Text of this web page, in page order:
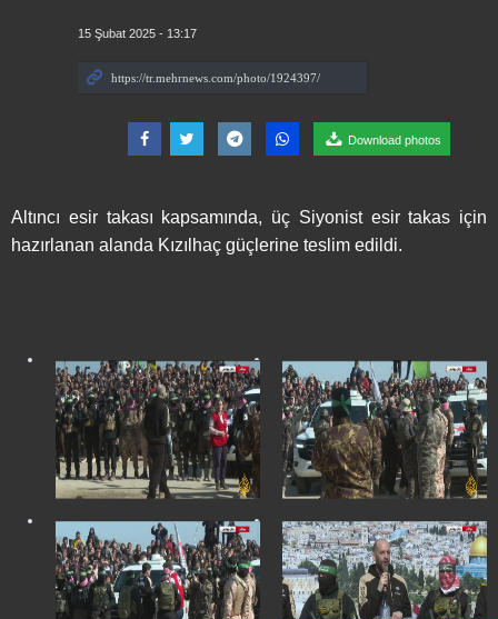
15 Şubat 2025 - 13:17
Download photos
Altıncı esir takası kapsamında, üç Siyonist esir takas için
hazırlanan alanda Kızılhaç güçlerine teslim edildi.